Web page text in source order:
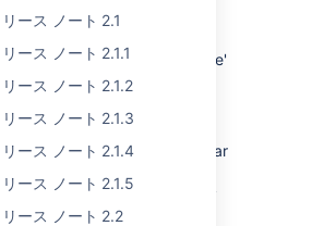
リース ノート 2.1
リース ノート 2.1.1
リース ノート 2.1.2
リース ノート 2.1.3
リース ノート 2.1.4
リース ノート 2.1.5
リース ノート 2.2
アの管理者権限
original 'Administer Confluence'
is now called 'System
permission level, called
Administrator', is similar
the functions which may
the security of the